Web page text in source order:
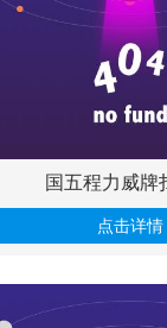
国五程力威牌
点击详情